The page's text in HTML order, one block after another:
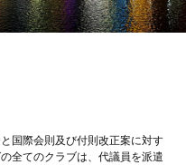
国際会則及び付則改正案に対す
全てのクラブは、代議員を派遣